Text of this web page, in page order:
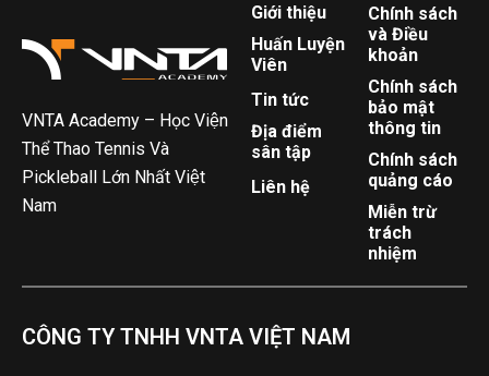
VNTA Academy – Học Viện
Thể Thao Tennis Và
Pickleball Lớn Nhất Việt
Nam
Giới thiệu
Huấn Luyện
Viên
Tin tức
Địa điểm
sân tập
Liên hệ
Chính sách
và Điều
khoản
Chính sách
bảo mật
thông tin
Chính sách
quảng cáo
Miễn trừ
trách
nhiệm
CÔNG TY TNHH VNTA VIỆT NAM